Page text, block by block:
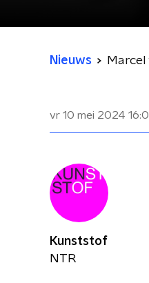
Nieuws
vr 10 mei 2024
Kunststof
NTR